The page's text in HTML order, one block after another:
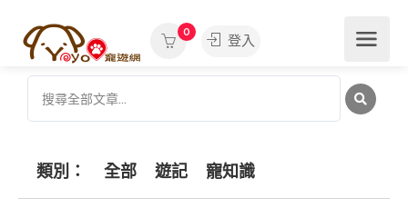
0
登入
類別： 全部 遊記 寵知識